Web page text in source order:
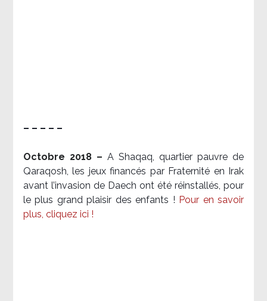
– – – – –
Octobre 2018 – A Shaqaq, quartier pauvre de
Qaraqosh, les jeux financés par Fraternité en Irak​
avant l’invasion de Daech ont été réinstallés, pour
le plus grand plaisir des enfants ! Pour en savoir
plus, cliquez ici !